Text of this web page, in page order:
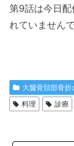
第9話は今日
れていません
大腿骨頚部骨折
料理
診療